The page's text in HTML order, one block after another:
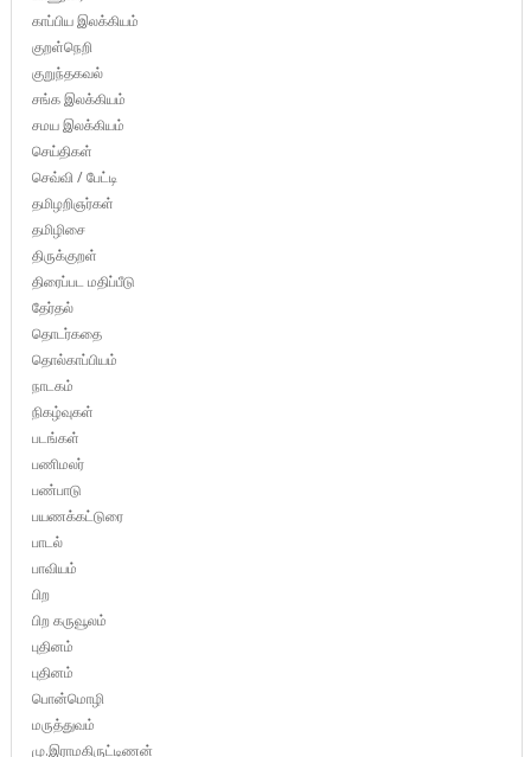
காப்பிய இலக்கியம்
குறள்நெறி
குறுந்தகவல்
சங்க இலக்கியம்
சமய இலக்கியம்
செய்திகள்
செவ்வி / பேட்டி
தமிழறிஞர்கள்
தமிழிசை
திருக்குறள்
திரைப்பட மதிப்பீடு
தேர்தல்
தொடர்கதை
தொல்காப்பியம்
நாடகம்
நிகழ்வுகள்
படங்கள்
பணிமலர்
பண்பாடு
பயணக்கட்டுரை
பாடல்
பாவியம்
பிற
பிற கருவூலம்
புதினம்
புதினம்
பொன்மொழி
மருத்துவம்
மு.இராமகிருட்டிணன்